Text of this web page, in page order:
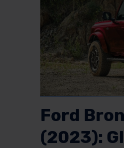
Ford
(2023):